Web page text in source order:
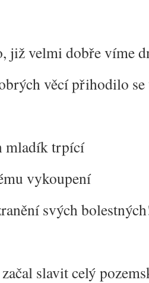
již velmi dobře víme
věcí přihodilo
mladík trpící
vykoupení
svých
slavit celý